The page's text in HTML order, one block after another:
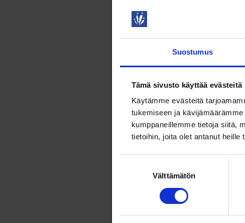
Suostumus
Tämä sivusto käyttää evästeitä
Käytämme evästeitä
tukemiseen ja
kumppaneillemme tietoja siitä,
tietoihin, joita olet antanut heille
Välttämätön
Aaro